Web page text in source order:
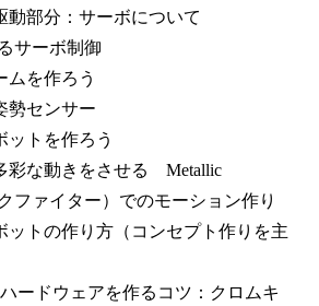
部分：サーボについて
サーボ制御
を作ろう
センサー
トを作ろう
な動きをさせる Metallic
ファイター）でのモーション作り
トの作り方（コンセプト作りを主
ードウェアを作るコツ：クロムキ